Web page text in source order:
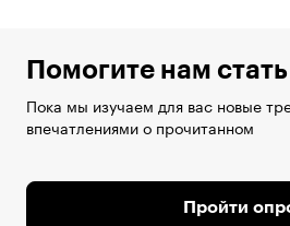
Помогите нам
Пока мы изучаем для вас новые
впечатлениями о прочитанном
Пройти